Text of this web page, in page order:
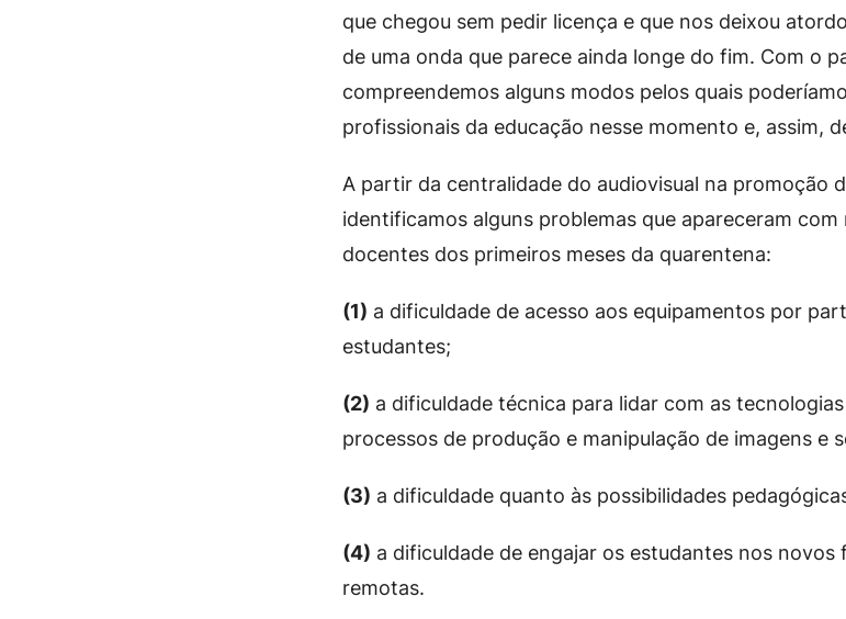
que chegou sem pedir licença e que nos deixou
de uma onda que parece ainda longe do fim. Com o
compreendemos alguns modos pelos quais
profissionais da educação nesse momento e, assim,
A partir da centralidade do audiovisual na promoção
identificamos alguns problemas que apareceram
docentes dos primeiros meses da quarentena:
(1) a dificuldade de acesso aos equipamentos por
estudantes;
(2) a dificuldade técnica para lidar com as
processos de produção e manipulação de imagens e
(3) a dificuldade quanto às possibilidades
(4) a dificuldade de engajar os estudantes nos novos
remotas.